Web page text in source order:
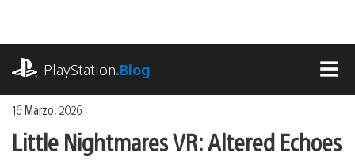
contenuto
PlayStation.Blog
16 Marzo, 2026
Little Nightmares VR: Altered Echoes